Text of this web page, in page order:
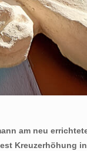
am neu
Kreuzerhöhung